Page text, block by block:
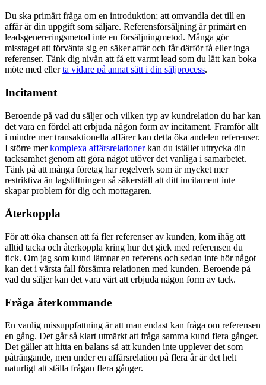
Du ska primärt fråga om en introduktion; att omvandla det till en
affär är din uppgift som säljare. Referensförsäljning är primärt en
leadsgenereringsmetod inte en försäljningmetod. Många gör
misstaget att förvänta sig en säker affär och får därför få eller inga
referenser. Tänk dig nivån att få ett varmt lead som du lätt kan boka
möte med ellerta vidare på annat sätt i din säljprocess.
Incitament
Beroende på vad du säljer och vilken typ av kundrelation du har kan
det vara en fördel att erbjuda någon form av incitament. Framför allt
i mindre mer transaktionella affärer kan detta öka andelen referenser.
I större merkomplexa affärsrelationerkan du istället uttrycka din
tacksamhet genom att göra något utöver det vanliga i samarbetet.
Tänk på att många företag har regelverk som är mycket mer
restriktiva än lagstiftningen så säkerställ att ditt incitament inte
skapar problem för dig och mottagaren.
Återkoppla
För att öka chansen att få fler referenser av kunden, kom ihåg att
alltid tacka och återkoppla kring hur det gick med referensen du
fick. Om jag som kund lämnar en referens och sedan inte hör något
kan det i värsta fall försämra relationen med kunden. Beroende på
vad du säljer kan det vara värt att erbjuda någon form av tack.
Fråga återkommande
En vanlig missuppfattning är att man endast kan fråga om referensen
en gång. Det går så klart utmärkt att fråga samma kund flera gånger.
Det gäller att hitta en balans så att kunden inte upplever det som
påträngande, men under en affärsrelation på flera år är det helt
naturligt att ställa frågan flera gånger.